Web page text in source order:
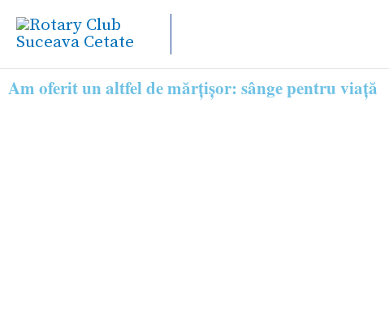
Skip
content
Am oferit un altfel de mărțișor: sânge pentru viață